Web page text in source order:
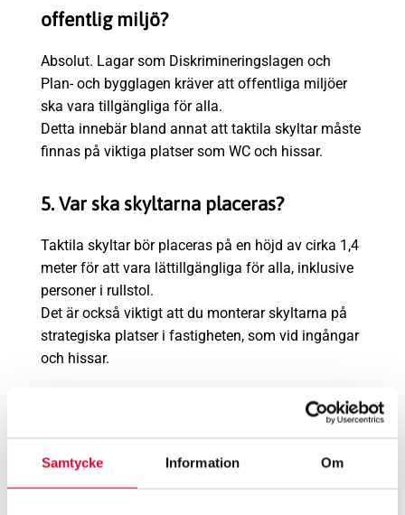
Samtycke Information Om
offentlig miljö?
Absolut. Lagar som Diskrimineringslagen och
Plan- och bygglagen kräver att offentliga miljöer
ska vara tillgängliga för alla.
Detta innebär bland annat att taktila skyltar måste
finnas på viktiga platser som WC och hissar.
5. Var ska skyltarna placeras?
Taktila skyltar bör placeras på en höjd av cirka 1,4
meter för att vara lättillgängliga för alla, inklusive
personer i rullstol.
Det är också viktigt att du monterar skyltarna på
strategiska platser i fastigheten, som vid ingångar
och hissar.
6. Var kan jag köpa taktila skyltar?
webbshop där vi erbjuder ett standardsortiment